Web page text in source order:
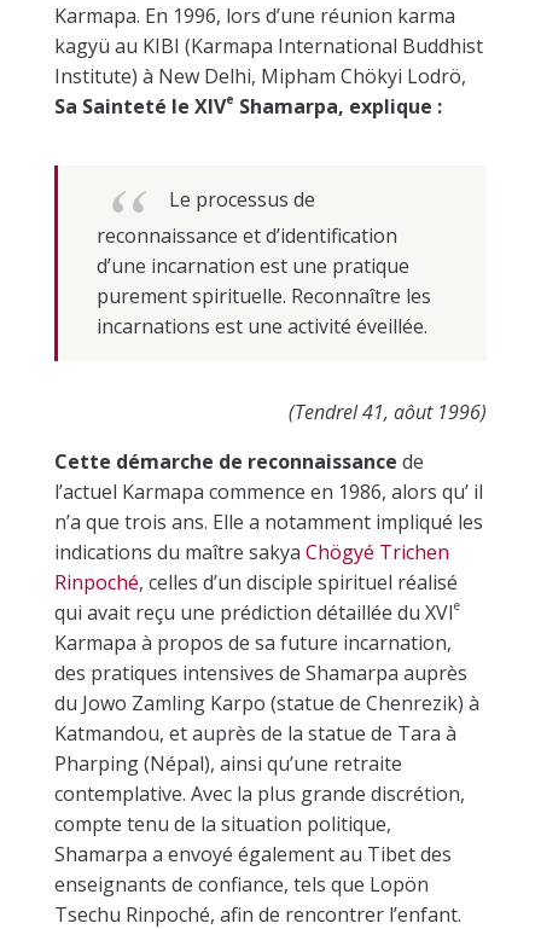
Karmapa. En 1996, lors d’une réunion karma
kagyü au KIBI (Karmapa International Buddhist
Institute) à New Delhi, Mipham Chökyi Lodrö,
Sa Sainteté le XIVe Shamarpa, explique :
Le processus de
reconnaissance et d’identification
d’une incarnation est une pratique
purement spirituelle. Reconnaître les
incarnations est une activité éveillée.
(Tendrel 41, aôut 1996)
Cette démarche de reconnaissance de
l’actuel Karmapa commence en 1986, alors qu’ il
n’a que trois ans. Elle a notamment impliqué les
indications du maître sakya Chögyé Trichen
Rinpoché, celles d’un disciple spirituel réalisé
qui avait reçu une prédiction détaillée du XVIe
Karmapa à propos de sa future incarnation,
des pratiques intensives de Shamarpa auprès
du Jowo Zamling Karpo (statue de Chenrezik) à
Katmandou, et auprès de la statue de Tara à
Pharping (Népal), ainsi qu’une retraite
contemplative. Avec la plus grande discrétion,
compte tenu de la situation politique,
Shamarpa a envoyé également au Tibet des
enseignants de confiance, tels que Lopön
Tsechu Rinpoché, afin de rencontrer l’enfant.